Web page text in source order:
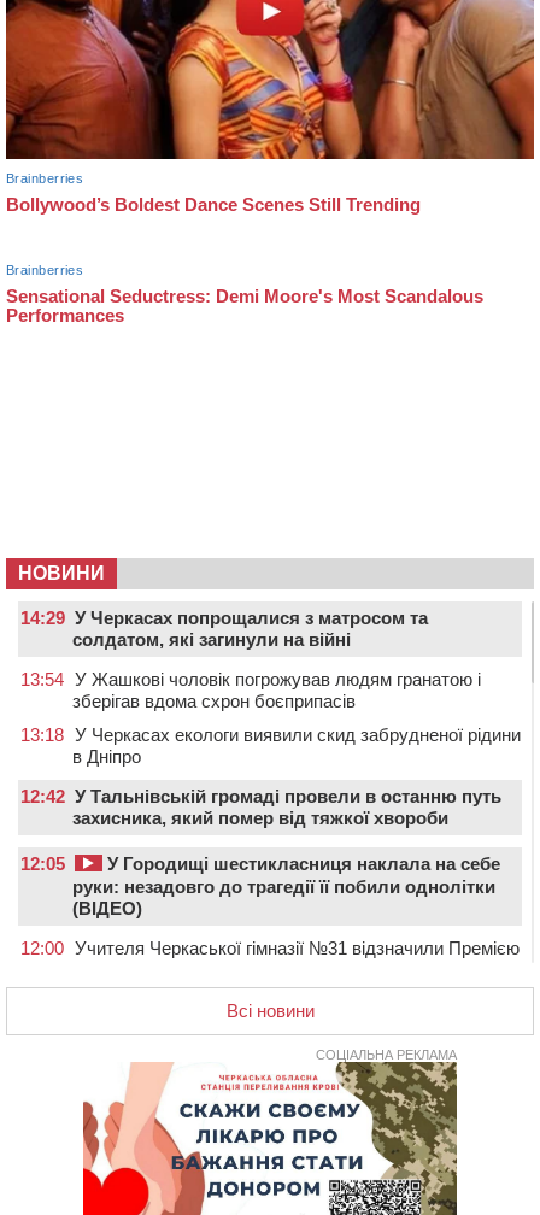
НОВИНИ
14:29 У Черкасах попрощалися з матросом та
солдатом, які загинули на війні
13:54 У Жашкові чоловік погрожував людям гранатою і
зберігав вдома схрон боєприпасів
13:18 У Черкасах екологи виявили скид забрудненої рідини
в Дніпро
12:42 У Тальнівській громаді провели в останню путь
захисника, який помер від тяжкої хвороби
12:05
У Городищі шестикласниця наклала на себе
руки: незадовго до трагедії її побили однолітки
(ВІДЕО)
12:00 Учителя Черкаської гімназії №31 відзначили Премією
На Черкащині запрацювала Мистецько-краєзнавча
У Вільшанській громаді попрощалися із
захисником, який помер від тяжких поранень
Всі опинилися в кюветі: у Будищі зіткнулися два
автомобілі та мотоцикл
На Черкащині боржникам за електроенергію
нарахують 3% річних та інфляційні втрати
Всі новини
СОЦІАЛЬНА РЕКЛАМА